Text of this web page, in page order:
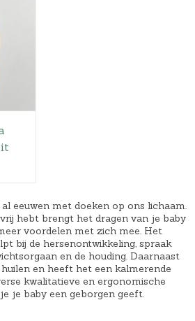
al eeuwen met doeken op ons lichaam.
hebt brengt het dragen van je baby
voordelen met zich mee. Het
bij de hersenontwikkeling, spraak
en de houding. Daarnaast
en heeft het een kalmerende
kwalitatieve en ergonomische
je baby een geborgen geeft.